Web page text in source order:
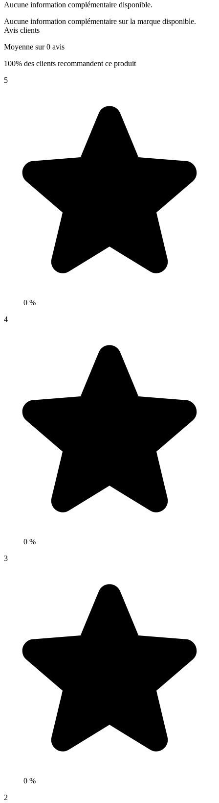
Aucune information complémentaire disponible.
Aucune information complémentaire sur la marque disponible.
Avis clients
Moyenne sur 0 avis
100% des clients recommandent ce produit
5
0 %
4
0 %
3
0 %
2